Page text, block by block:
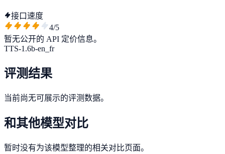
接口速度
4/5
暂无公开的 API 定价信息。
TTS-1.6b-en_fr
评测结果
当前尚无可展示的评测数据。
和其他模型对比
暂时没有为该模型整理的相关对比页面。